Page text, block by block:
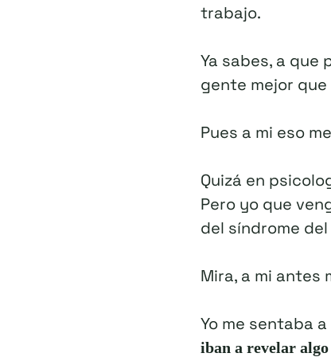
trabajo.
Ya sabes, a
gente mejor
Pues a mi eso
Quizá en
Pero yo que
del síndrome
Mira, a mi antes
Yo me sentaba
iban a revelar